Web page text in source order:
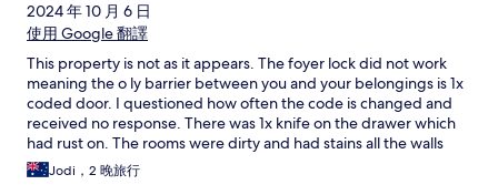
2024 年 10 月 6 日
使用 Google 翻譯
This property is not as it appears. The foyer lock did not work
meaning the o ly barrier between you and your belongings is 1x
coded door. I questioned how often the code is changed and
received no response. There was 1x knife on the drawer which
had rust on. The rooms were dirty and had stains all the walls
and curtains. The drawers in the kitchen were also dirty. The
sofa was so old and broken I used a coat to sit on. I wedged
Jodi，2 晚旅行